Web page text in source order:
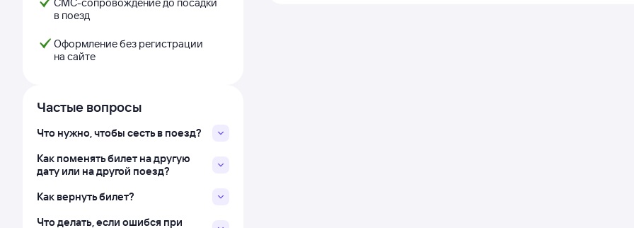
в поезд
Оформление без регистрации
на сайте
Частые вопросы
Что нужно, чтобы сесть в поезд?
Как поменять билет на другую
дату или на другой поезд?
Как вернуть билет?
Что делать, если ошибся при